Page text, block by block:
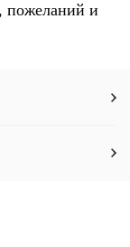
пожеланий и